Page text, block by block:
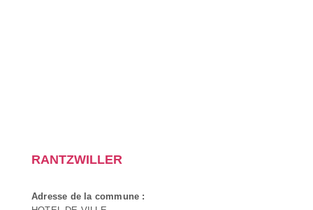
RANTZWILLER
Adresse de la commune :